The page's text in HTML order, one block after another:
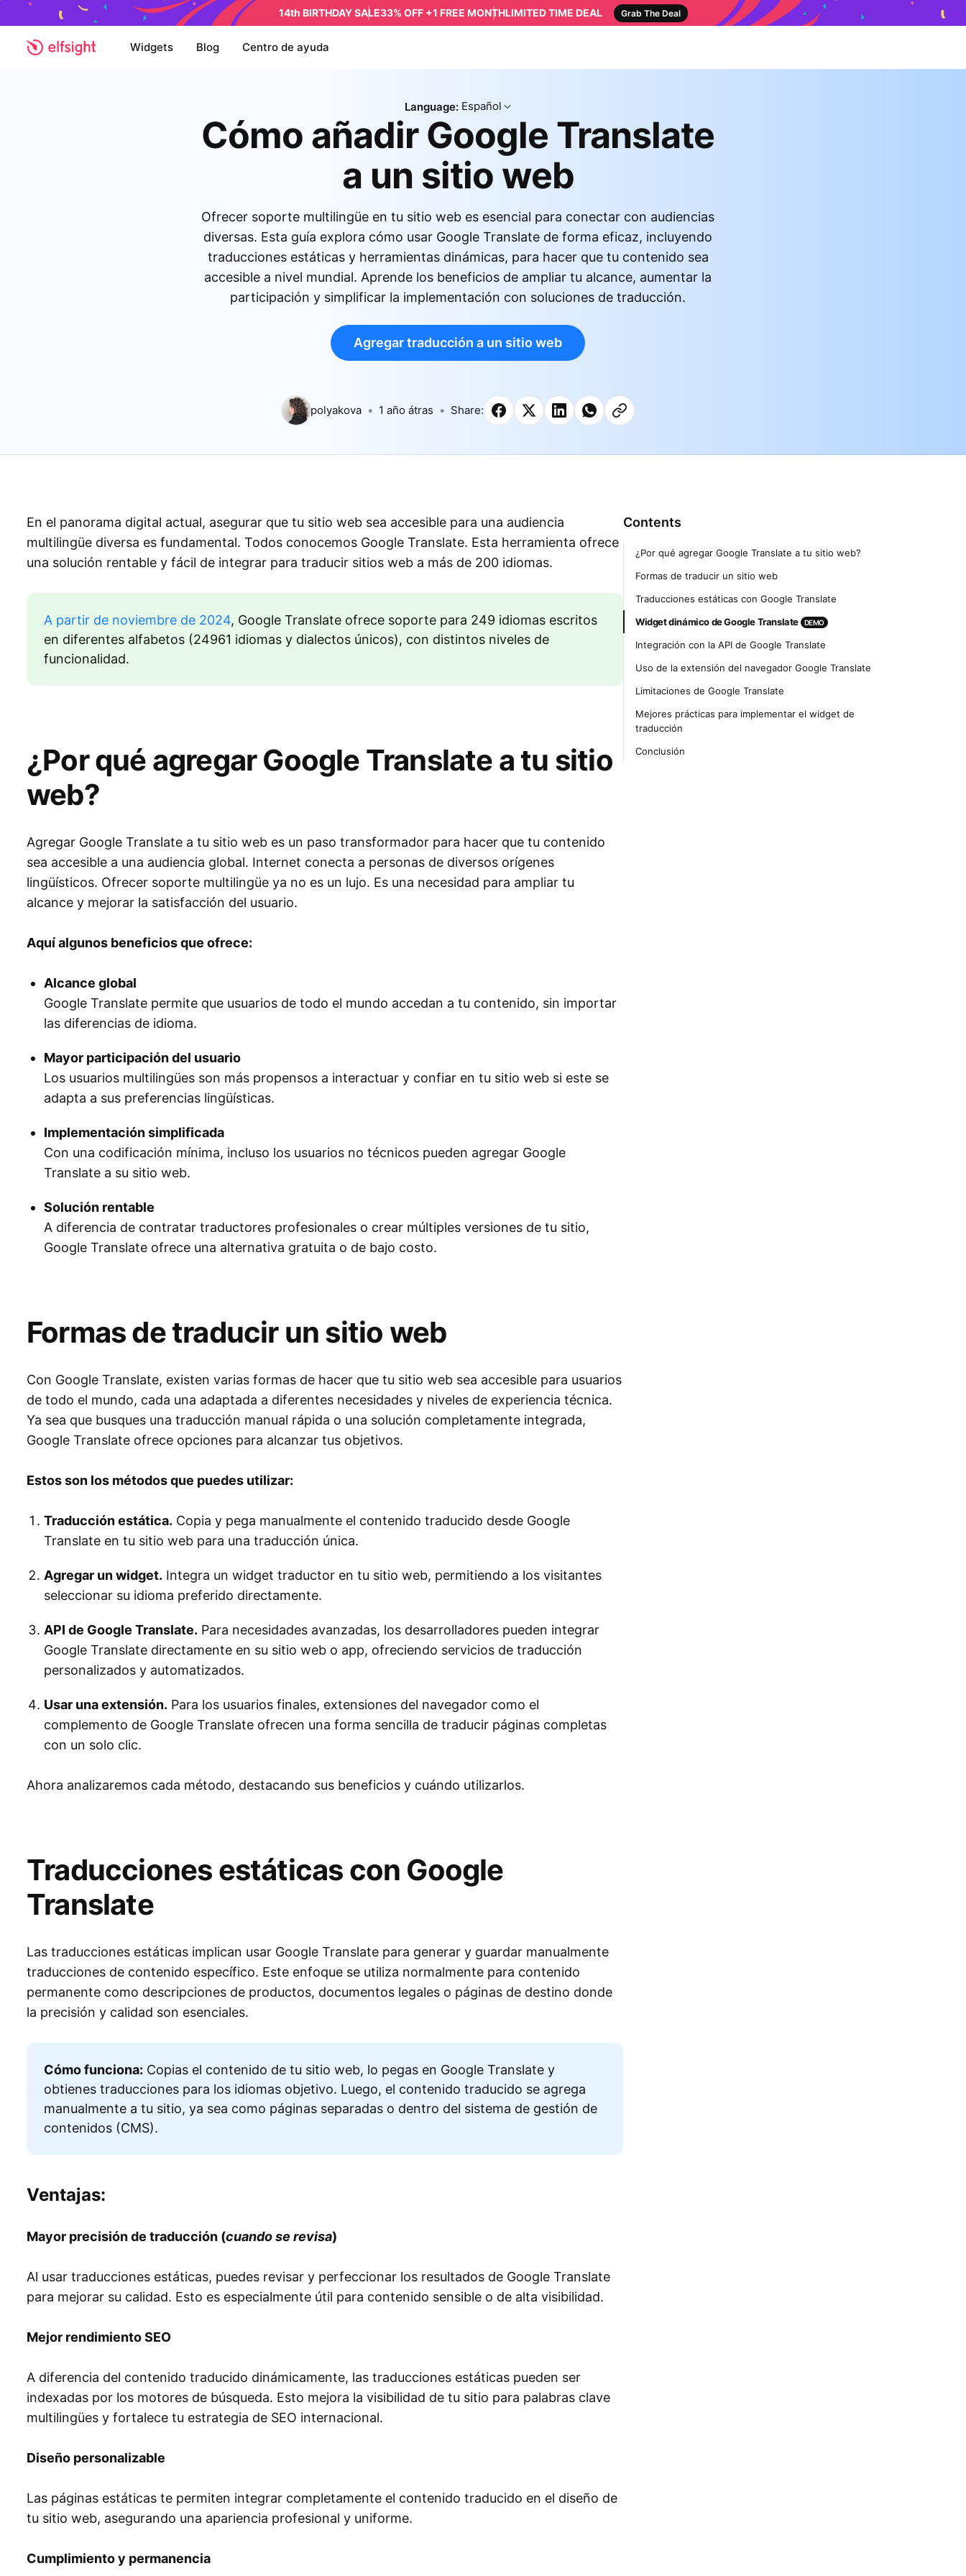
14th BIRTHDAY SALE33% OFF +1 FREE MONTHLIMITED TIME DEAL Grab The Deal
Widgets Blog Centro de ayuda
Language: Español
Cómo añadir Google Translate
a un sitio web
Ofrecer soporte multilingüe en tu sitio web es esencial para conectar con audiencias
diversas. Esta guía explora cómo usar Google Translate de forma eficaz, incluyendo
traducciones estáticas y herramientas dinámicas, para hacer que tu contenido sea
accesible a nivel mundial. Aprende los beneficios de ampliar tu alcance, aumentar la
participación y simplificar la implementación con soluciones de traducción.
Agregar traducción a un sitio web
polyakova 1 año átras Share:
En el panorama digital actual, asegurar que tu sitio web sea accesible para una audiencia
multilingüe diversa es fundamental. Todos conocemos Google Translate. Esta herramienta ofrece
una solución rentable y fácil de integrar para traducir sitios web a más de 200 idiomas.
A partir de noviembre de 2024, Google Translate ofrece soporte para 249 idiomas escritos
en diferentes alfabetos (24961 idiomas y dialectos únicos), con distintos niveles de
funcionalidad.
¿Por qué agregar Google Translate a tu sitio
web?
Agregar Google Translate a tu sitio web es un paso transformador para hacer que tu contenido
sea accesible a una audiencia global. Internet conecta a personas de diversos orígenes
lingüísticos. Ofrecer soporte multilingüe ya no es un lujo. Es una necesidad para ampliar tu
alcance y mejorar la satisfacción del usuario.
Aquí algunos beneficios que ofrece:
Alcance global
Google Translate permite que usuarios de todo el mundo accedan a tu contenido, sin importar
las diferencias de idioma.
Mayor participación del usuario
Los usuarios multilingües son más propensos a interactuar y confiar en tu sitio web si este se
adapta a sus preferencias lingüísticas.
Implementación simplificada
Con una codificación mínima, incluso los usuarios no técnicos pueden agregar Google
Translate a su sitio web.
Solución rentable
A diferencia de contratar traductores profesionales o crear múltiples versiones de tu sitio,
Google Translate ofrece una alternativa gratuita o de bajo costo.
Formas de traducir un sitio web
Con Google Translate, existen varias formas de hacer que tu sitio web sea accesible para usuarios
de todo el mundo, cada una adaptada a diferentes necesidades y niveles de experiencia técnica.
Ya sea que busques una traducción manual rápida o una solución completamente integrada,
Google Translate ofrece opciones para alcanzar tus objetivos.
Estos son los métodos que puedes utilizar:
Traducción estática. Copia y pega manualmente el contenido traducido desde Google
Translate en tu sitio web para una traducción única.
Agregar un widget. Integra un widget traductor en tu sitio web, permitiendo a los visitantes
seleccionar su idioma preferido directamente.
API de Google Translate. Para necesidades avanzadas, los desarrolladores pueden integrar
Google Translate directamente en su sitio web o app, ofreciendo servicios de traducción
personalizados y automatizados.
Usar una extensión. Para los usuarios finales, extensiones del navegador como el
complemento de Google Translate ofrecen una forma sencilla de traducir páginas completas
con un solo clic.
Ahora analizaremos cada método, destacando sus beneficios y cuándo utilizarlos.
Traducciones estáticas con Google
Translate
Las traducciones estáticas implican usar Google Translate para generar y guardar manualmente
traducciones de contenido específico. Este enfoque se utiliza normalmente para contenido
permanente como descripciones de productos, documentos legales o páginas de destino donde
la precisión y calidad son esenciales.
Cómo funciona: Copias el contenido de tu sitio web, lo pegas en Google Translate y
obtienes traducciones para los idiomas objetivo. Luego, el contenido traducido se agrega
manualmente a tu sitio, ya sea como páginas separadas o dentro del sistema de gestión de
contenidos (CMS).
Ventajas:
Mayor precisión de traducción (cuando se revisa)
Al usar traducciones estáticas, puedes revisar y perfeccionar los resultados de Google Translate
para mejorar su calidad. Esto es especialmente útil para contenido sensible o de alta visibilidad.
Mejor rendimiento SEO
A diferencia del contenido traducido dinámicamente, las traducciones estáticas pueden ser
indexadas por los motores de búsqueda. Esto mejora la visibilidad de tu sitio para palabras clave
multilingües y fortalece tu estrategia de SEO internacional.
Diseño personalizable
Las páginas estáticas te permiten integrar completamente el contenido traducido en el diseño de
tu sitio web, asegurando una apariencia profesional y uniforme.
Cumplimiento y permanencia
Contents
¿Por qué agregar Google Translate a tu sitio web?
Formas de traducir un sitio web
Traducciones estáticas con Google Translate
Widget dinámico de Google Translate
DEMO
Integración con la API de Google Translate
Uso de la extensión del navegador Google Translate
Limitaciones de Google Translate
Mejores prácticas para implementar el widget de
traducción
Conclusión